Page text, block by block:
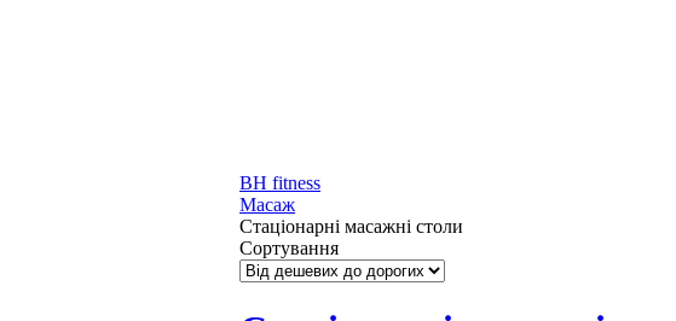
BH fitness
Масаж
Стаціонарні масажні столи
Сортування